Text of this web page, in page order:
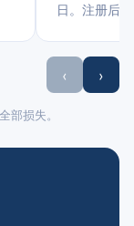
日。注册后
‹ ›
部损失。